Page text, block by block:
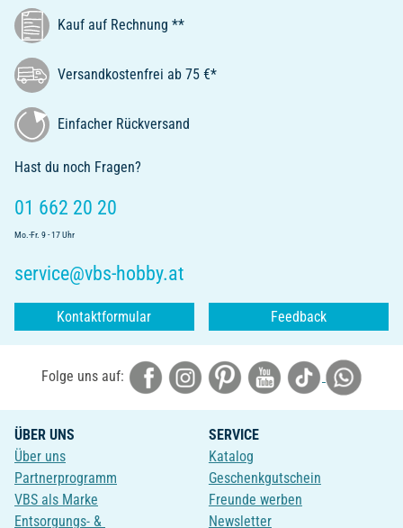
Kauf auf Rechnung **
Versandkostenfrei ab 75 €*
Einfacher Rückversand
Hast du noch Fragen?
01 662 20 20
Mo.-Fr. 9 - 17 Uhr
service@vbs-hobby.at
Kontaktformular Feedback
Folge uns auf:
ÜBER UNS
Über uns
Partnerprogramm
VBS als Marke
Entsorgungs- &
SERVICE
Katalog
Geschenkgutschein
Freunde werben
Newsletter